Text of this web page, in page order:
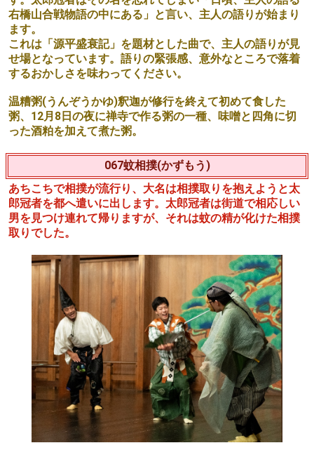
女が河原の市へ酒店を出し大勢の客を迎えます。そこへ亭
主の太郎が来て酒をねだりますが、女が断ると色々と嫌が
らせをしてくるので、仕方なく酒を飲ますことになりま
す。太郎は滝飲みという変わった飲み方をしたいと言い出
します。
暇を乞わずに外出した太郎冠者に立腹する主人ですが、京
見物と聞いて許し、都でご馳走になった品は何かと聞きま
す。太郎冠者はその名を忘れてしまい「日頃、主人の語る
右橋山合戦物語の中にある」と言い、主人の語りが始まり
ます。
これは「源平盛衰記」を題材とした曲で、主人の語りが見
せ場となっています。語りの緊張感、意外なところで落着
するおかしさを味わってください。
温糟粥(うんぞうかゆ)釈迦が修行を終えて初めて食した
粥、12月8日の夜に禅寺で作る粥の一種、味噌と四角に切
った酒粕を加えて煮た粥。
067蚊相撲(かずもう)
あちこちで相撲が流行り、大名は相撲取りを抱えようと太
郎冠者を都へ遣いに出します。太郎冠者は街道で相応しい
男を見つけ連れて帰りますが、それは蚊の精が化けた相撲
取りでした。